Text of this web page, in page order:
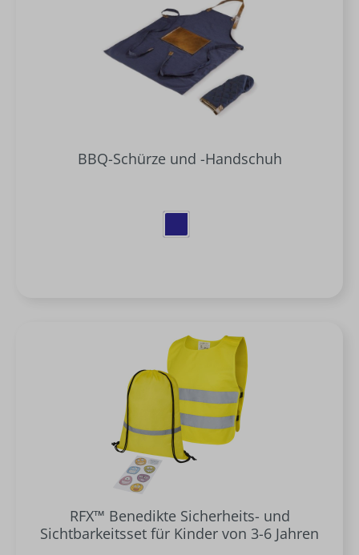
BBQ-Schürze und -Handschuh
RFX™ Benedikte Sicherheits- und
Sichtbarkeitsset für Kinder von 3-6 Jahren